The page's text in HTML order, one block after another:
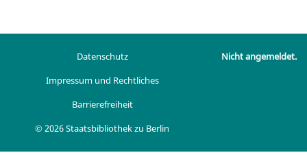
Datenschutz
Impressum und Rechtliches
Barrierefreiheit
© 2026 Staatsbibliothek zu Berlin
Nicht angemeldet.